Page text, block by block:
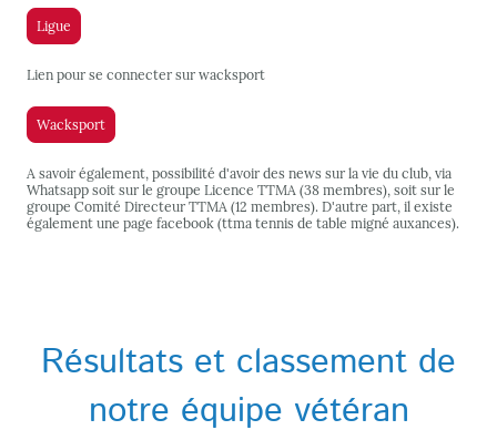
Ligue
Lien pour se connecter sur wacksport
Wacksport
A savoir également, possibilité d'avoir des news sur la vie du club, via
Whatsapp soit sur le groupe Licence TTMA (38 membres), soit sur le
groupe Comité Directeur TTMA (12 membres). D'autre part, il existe
également une page facebook (ttma tennis de table migné auxances).
Résultats et classement de
notre équipe vétéran